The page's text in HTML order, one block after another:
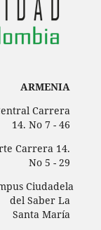
ARMENIA
Carrera
14. No 7 - 46
Carrera 14.
No 5 - 29
Ciudadela
del Saber La
Santa María